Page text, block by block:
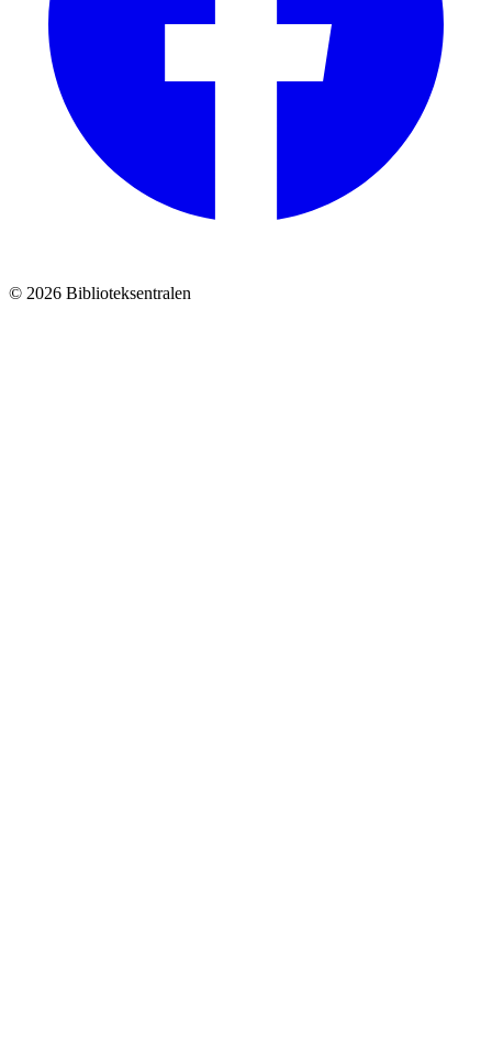
© 2026 Biblioteksentralen